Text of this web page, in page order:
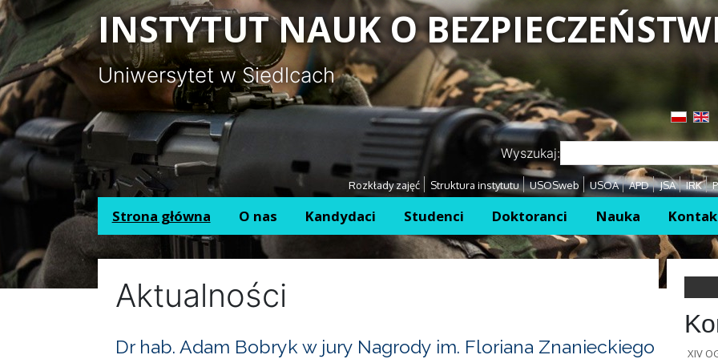
Panel zarządzania plikami cookies
INSTYTUT NAUK O
Uniwersytet w Siedlcach
Przejdź
Przejdź
Wyszukaj:
Rozkłady zajęć Struktura instytutu USOSweb USOA APD JSA IRK
Strona główna O nas Kandydaci Studenci Doktoranci Nauka
Aktualności
Dr hab. Adam Bobryk w jury Nagrody im. Floriana Znanieckiego XIV